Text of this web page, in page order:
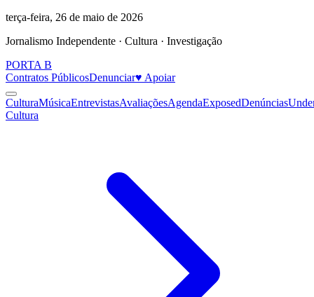
terça-feira, 26 de maio de 2026
Jornalismo Independente · Cultura · Investigação
PORTA B
Contratos PúblicosDenunciar♥ Apoiar
CulturaMúsicaEntrevistasAvaliaçõesAgendaExposedDenúncias
Cultura